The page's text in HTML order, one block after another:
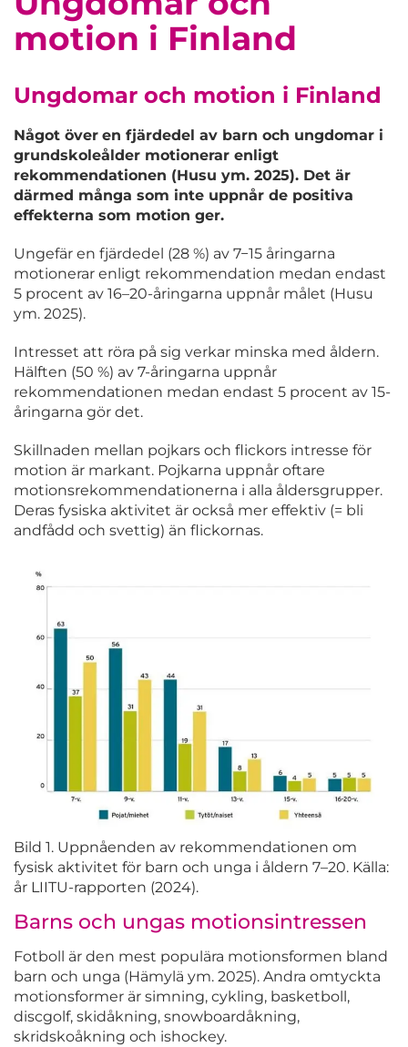
motion i Finland
Ungdomar och motion i Finland
Något över en fjärdedel av barn och ungdomar i
grundskoleålder motionerar enligt
rekommendationen (Husu ym. 2025). Det är
därmed många som inte uppnår de positiva
effekterna som motion ger.
Ungefär en fjärdedel (28 %) av 7−15 åringarna
motionerar enligt rekommendation medan endast
5 procent av 16–20-åringarna uppnår målet (Husu
ym. 2025).
Intresset att röra på sig verkar minska med åldern.
Hälften (50 %) av 7-åringarna uppnår
rekommendationen medan endast 5 procent av 15-
åringarna gör det.
Skillnaden mellan pojkars och flickors intresse för
motion är markant. Pojkarna uppnår oftare
motionsrekommendationerna i alla åldersgrupper.
Deras fysiska aktivitet är också mer effektiv (= bli
andfådd och svettig) än flickornas.
Bild 1. Uppnåenden av rekommendationen om
fysisk aktivitet för barn och unga i åldern 7–20. Källa:
år LIITU-rapporten (2024).
Barns och ungas motionsintressen
Fotboll är den mest populära motionsformen bland
barn och unga (Hämylä ym. 2025). Andra omtyckta
motionsformer är simning, cykling, basketboll,
discgolf, skidåkning, snowboardåkning,
skridskoåkning och ishockey.